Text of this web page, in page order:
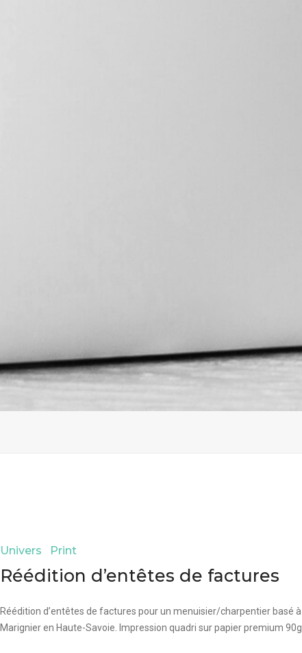
Univers Print
Réédition d’entêtes de factures
Réédition d’entêtes de factures pour un menuisier/charpentier basé à
Marignier en Haute-Savoie. Impression quadri sur papier premium 90g.